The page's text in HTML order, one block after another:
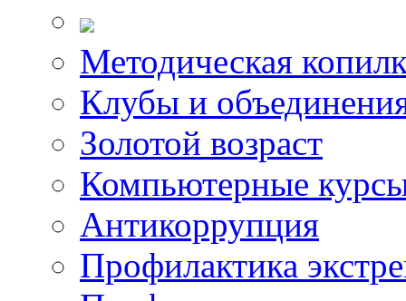
Методическая
Клубы и
Золотой возраст
Компьютерные
Антикоррупция
Профилактика